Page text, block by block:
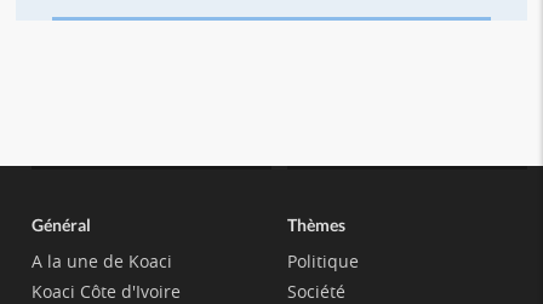
Général
A la une de Koaci
Koaci Côte d'Ivoire
Thèmes
Politique
Société